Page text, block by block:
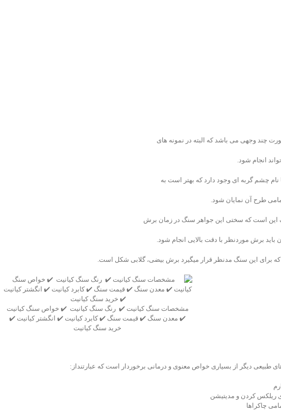
چند وجهی می باشد که البته در نمونه های
انجام شود.
نام چشم گربه ای وجود دارد که بهتر است به
طرح آن نمایان شود.
این است که سختی این جواهر سنگ در زمان برش
برش موردنظر با دقت بالایی انجام شود.
برای این سنگ مدنظر قرار میگیرد برش بیضی، گلابی شکل است.
مشخصات سنگ کیانیت ✔️ رنگ سنگ کیانیت ✔️ خواص سنگ کیانیت
✔️ معدن سنگ ✔️ قیمت سنگ ✔️ کابرد کیانیت ✔️ انگشتر کیانیت ✔️
خرید سنگ کیانیت
طبیعی دیگر از بسیاری خواص معنوی و درمانی برخوردار است که عبارتنداز:
ریلکس کردن و مدیتیشن
چاکراها